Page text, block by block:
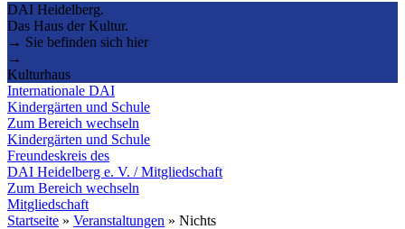
DAI Heidelberg.
Das Haus der Kultur.
→ Sie befinden sich hier
→
Kulturhaus
Internationale DAI
Kindergärten und Schule
Zum Bereich wechseln
Kindergärten und Schule
Freundeskreis des
DAI Heidelberg e. V. / Mitgliedschaft
Zum Bereich wechseln
Mitgliedschaft
Startseite » Veranstaltungen » Nichts